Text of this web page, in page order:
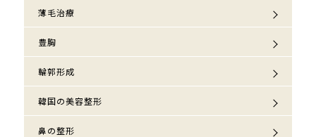
薄毛治療
豊胸
輪郭形成
韓国の美容整形
鼻の整形